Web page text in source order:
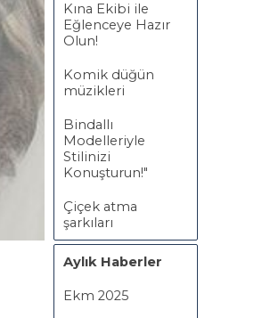
Kına Ekibi ile
Eğlenceye Hazır
Olun!
Komik düğün
müzikleri
Bindallı
Modelleriyle
Stilinizi
Konuşturun!"
Çiçek atma
şarkıları
Aylık Haberler
Ekm 2025